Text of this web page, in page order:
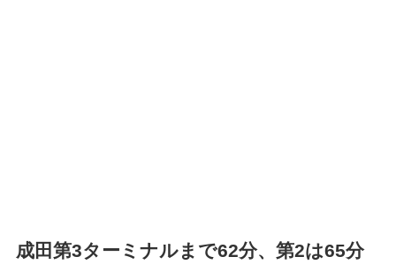
成田第3ターミナルまで62分、第2は65分